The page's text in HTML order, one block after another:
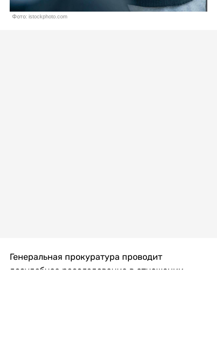
Фото: istockphoto.com
Генеральная прокуратура проводит
досудебное расследование в отношении